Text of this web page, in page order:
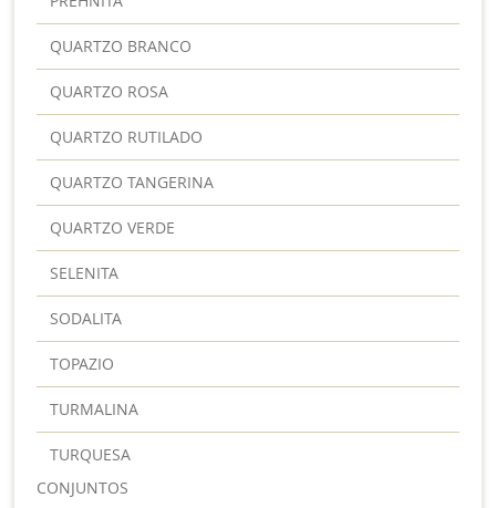
QUARTZO BRANCO
QUARTZO ROSA
QUARTZO RUTILADO
QUARTZO TANGERINA
QUARTZO VERDE
SELENITA
SODALITA
TOPAZIO
TURMALINA
TURQUESA
CONJUNTOS